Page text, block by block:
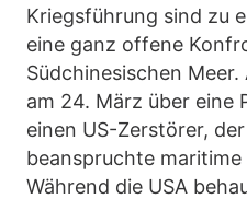
Kriegsführung sind zu
eine ganz offene
Südchinesischen
am 24. März über eine
einen US-Zerstörer,
beanspruchte
Während die USA